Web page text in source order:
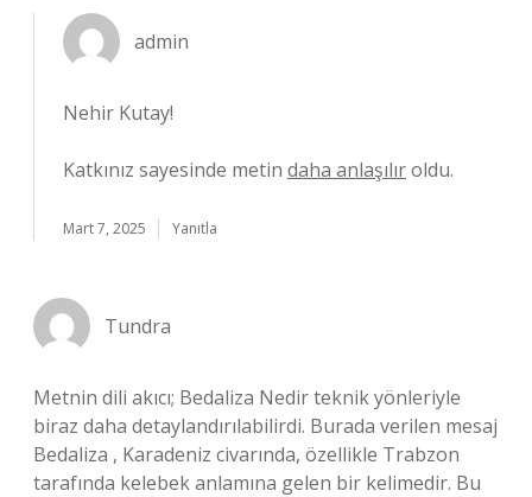
admin
Nehir Kutay!
Katkınız sayesinde metin daha anlaşılıroldu.
Mart 7, 2025 Yanıtla
Tundra
Metnin dili akıcı; Bedaliza Nedir teknik yönleriyle
biraz daha detaylandırılabilirdi. Burada verilen mesaj
Bedaliza , Karadeniz civarında, özellikle Trabzon
tarafında kelebek anlamına gelen bir kelimedir. Bu